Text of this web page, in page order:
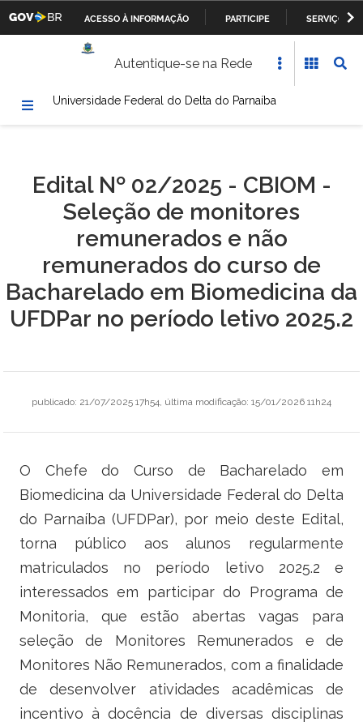
PARA
CONTEÚDO
ACESSO À INFORMAÇÃO PARTICIPE
SERVIÇOS
Ministério da Defesa
Ministério da Fazenda
Ministério dos Transportes, Portos e Aviação Civil
Ministério da Agricultura, Pecuária e Abastecimento
Ministério da Educação
Ministério da Indústria, Comércio Exterior e Serviços
Ministério de Minas e Energia
Ministério do Planejamento, Desenvolvimento e Gestão
Ministério da Ciência, Tecnologia, Inovações e Comunicações
Ministério do Esporte
Autentique-se na Rede
Universidade Federal do Delta do Parnaíba
Edital Nº 02/2025 - CBIOM -
Seleção de monitores
remunerados e não
remunerados do curso de
Bacharelado em Biomedicina da
UFDPar no período letivo 2025.2
publicado: 21/07/2025 17h54, última modificação: 15/01/2026 11h24
O Chefe do Curso de Bacharelado em
Biomedicina da Universidade Federal do Delta
do Parnaíba (UFDPar), por meio deste Edital,
torna público aos alunos regularmente
matriculados no período letivo 2025.2 e
interessados em participar do Programa de
Monitoria, que estão abertas vagas para
seleção de Monitores Remunerados e de
Monitores Não Remunerados, com a finalidade
de desenvolver atividades acadêmicas de
incentivo à docência de diversas disciplinas